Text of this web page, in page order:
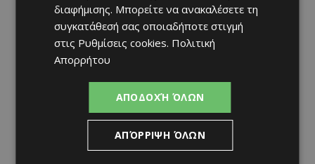
διαφήμισης. Μπορείτε να ανακαλέσετε τη
συγκατάθεσή σας οποιαδήποτε στιγμή
στις Ρυθμίσεις cookies. Πολιτική
Απορρήτου
ΑΠΟΔΟΧΉ ΌΛΩΝ
ΑΠΌΡΡΙΨΗ ΌΛΩΝ